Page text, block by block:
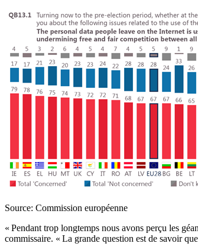
Source: Commission européenne
« Pendant trop longtemps nous avons perçu les
commissaire. « La grande question est de savoir